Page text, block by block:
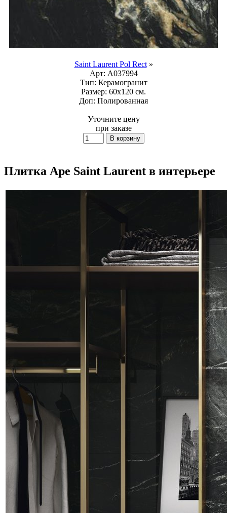
Saint Laurent Pol Rect»
Арт: A037994
Тип: Керамогранит
Размер: 60x120 см.
Доп: Полированная
Уточните цену
при заказе
Плитка Ape Saint Laurent в интерьере